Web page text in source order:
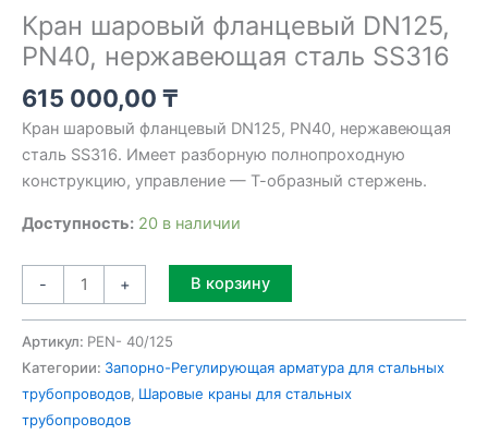
Кран шаровый фланцевый DN125,
PN40, нержавеющая сталь SS316
615 000,00 ₸
Кран шаровый фланцевый DN125, PN40, нержавеющая
сталь SS316. Имеет разборную полнопроходную
конструкцию, управление — Т-образный стержень.
Доступность: 20 в наличии
- + В корзину
Артикул: PEN- 40/125
Категории: Запорно-Регулирующая арматура для стальных
трубопроводов, Шаровые краны для стальных
трубопроводов